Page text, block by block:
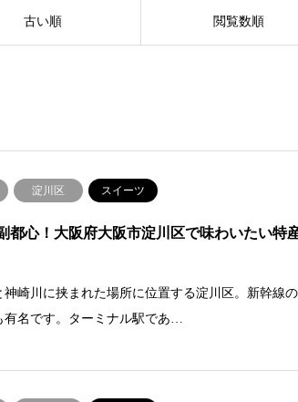
古い順 閲覧数順
淀川区 スイーツ
都心！大阪府大阪市淀川区で味わいたい特
崎川に挟まれた場所に位置する淀川区。新幹線の
有名です。ターミナル駅であ…